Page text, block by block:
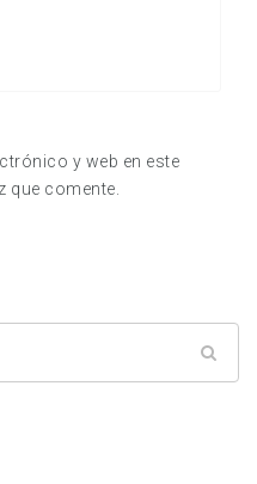
y web en este
que comente.